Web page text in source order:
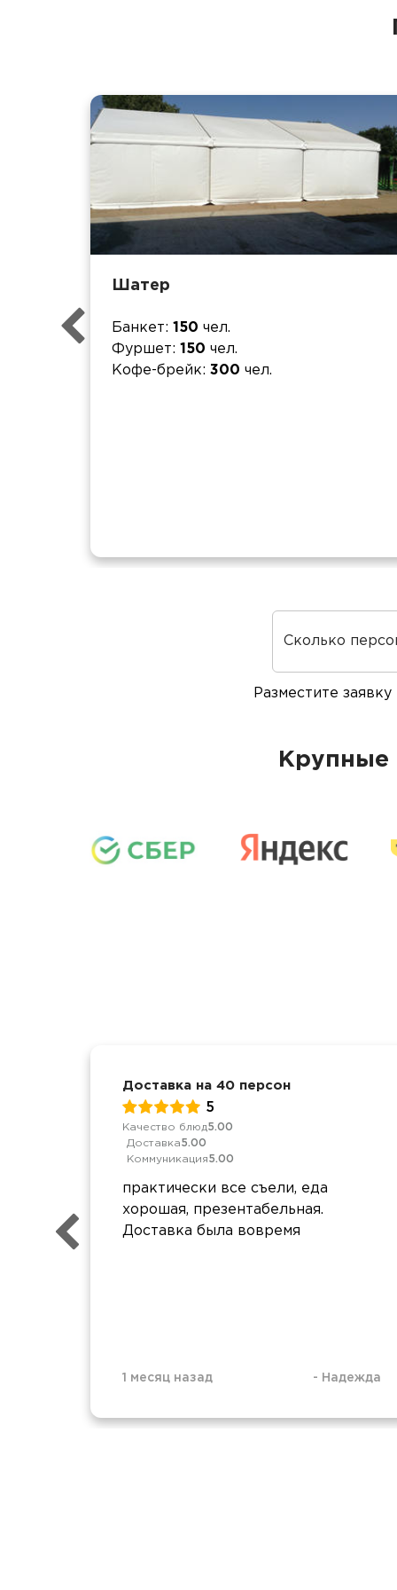
Шатер
Банкет 150 чел.
Фуршет
150 чел.
Кофе-брейк
300 чел.
Сколько
Разместите
Крупные
Доставка на 40 персон
5
Качество блюд5.00
Доставка5.00
Коммуникация5.00
практически все съели, еда
хорошая, презентабельная.
Доставка была вовремя
1 месяц назад - Надежда